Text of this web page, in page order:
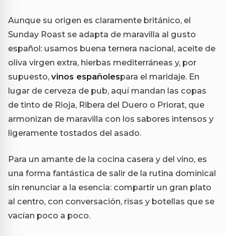
Aunque su origen es claramente británico, el
Sunday Roast se adapta de maravilla al gusto
español: usamos buena ternera nacional, aceite de
oliva virgen extra, hierbas mediterráneas y, por
supuesto, vinos españolespara el maridaje. En
lugar de cerveza de pub, aquí mandan las copas
de tinto de Rioja, Ribera del Duero o Priorat, que
armonizan de maravilla con los sabores intensos y
ligeramente tostados del asado.
Para un amante de la cocina casera y del vino, es
una forma fantástica de salir de la rutina dominical
sin renunciar a la esencia: compartir un gran plato
al centro, con conversación, risas y botellas que se
vacían poco a poco.